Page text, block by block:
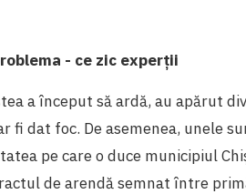
- ce zic experții
a început să ardă, au apărut
fi dat foc. De asemenea, unele
pe care o duce municipiul
de arendă semnat între